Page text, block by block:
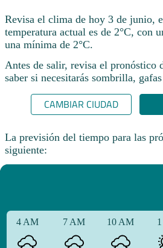
Revisa el clima de hoy 3 de junio,
temperatura actual es de 2°C, con
una mínima de 2°C.​
Antes de salir, revisa el pronóstico
saber si necesitarás sombrilla,
CAMBIAR CIUDAD
La previsión del tiempo para las
siguiente:
4 AM 7 AM 10 AM